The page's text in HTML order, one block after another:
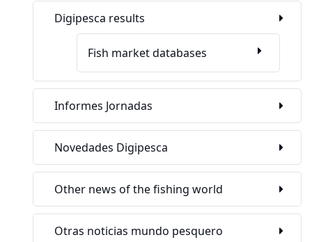
Digipesca results
Fish market databases
Informes Jornadas
Novedades Digipesca
Other news of the fishing world
Otras noticias mundo pesquero